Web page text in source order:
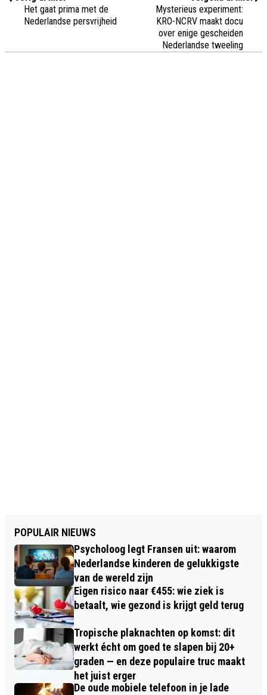
Het gaat prima met de
Nederlandse persvrijheid
Mysterieus experiment:
KRO-NCRV maakt docu
over enige gescheiden
Nederlandse tweeling
POPULAIR NIEUWS
Psycholoog legt Fransen uit: waarom
Nederlandse kinderen de gelukkigste
van de wereld zijn
Eigen risico naar €455: wie ziek is
betaalt, wie gezond is krijgt geld terug
Tropische plaknachten op komst: dit
werkt écht om goed te slapen bij 20+
graden — en deze populaire truc maakt
het juist erger
De oude mobiele telefoon in je lade